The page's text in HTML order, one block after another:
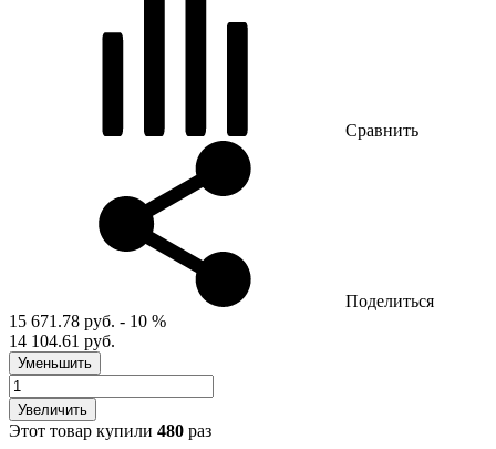
Сравнить
Поделиться
15 671.78 руб. - 10 %
14 104.61 руб.
Уменьшить
Увеличить
Этот товар купили 480 раз